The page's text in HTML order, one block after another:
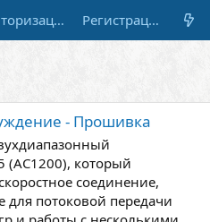
Авторизация Регистрация
- Прошивка
(AC1200), который
соединение,
для потоковой передачи